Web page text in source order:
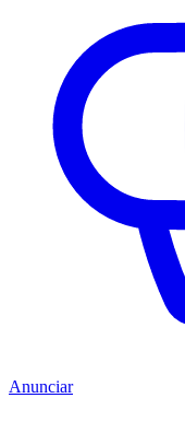
Anunciar